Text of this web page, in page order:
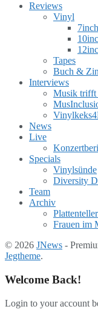
Reviews
Vinyl
7inch
Tapes
Buch &
Interviews
Musik trifft
News
Live
Specials
Vinylsünde
Diversity
Team
Archiv
Plattenteller
Frauen im
© 2026 JNews -
Jegtheme.
Welcome Back!
Login to your account